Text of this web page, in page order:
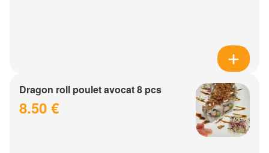
Dragon roll poulet avocat 8 pcs
8.50 €